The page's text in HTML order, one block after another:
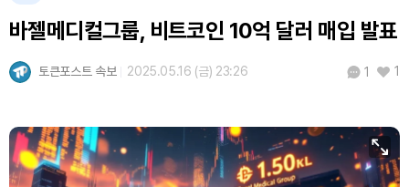
바젤메디컬그룹, 비트코인 10억 달러 매입 발표
토큰포스트 속보 2025.05.16 (금) 23:26 1 1